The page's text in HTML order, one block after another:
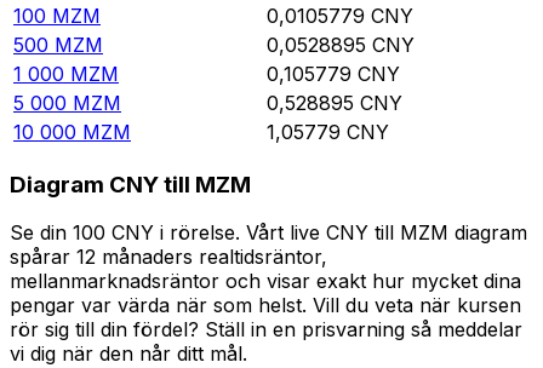
100 MZM 0,0105779 CNY
500 MZM 0,0528895 CNY
1 000 MZM 0,105779 CNY
5 000 MZM 0,528895 CNY
10 000 MZM 1,05779 CNY
Diagram CNY till MZM
Se din 100 CNY i rörelse. Vårt live CNY till MZM diagram
spårar 12 månaders realtidsräntor,
mellanmarknadsräntor och visar exakt hur mycket dina
pengar var värda när som helst. Vill du veta när kursen
rör sig till din fördel? Ställ in en prisvarning så meddelar
vi dig när den når ditt mål.